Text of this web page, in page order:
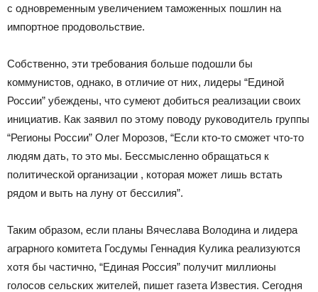
с одновременным увеличением таможенных пошлин на
импортное продовольствие.
Собственно, эти требования больше подошли бы
коммунистов, однако, в отличие от них, лидеры “Единой
России” убеждены, что сумеют добиться реализации своих
инициатив. Как заявил по этому поводу руководитель группы
“Регионы России” Олег Морозов, “Если кто-то сможет что-то
людям дать, то это мы. Бессмысленно обращаться к
политической организации , которая может лишь встать
рядом и выть на луну от бессилия”.
Таким образом, если планы Вячеслава Володина и лидера
аграрного комитета Госдумы Геннадия Кулика реализуются
хотя бы частично, “Единая Россия” получит миллионы
голосов сельских жителей, пишет газета Известия. Сегодня